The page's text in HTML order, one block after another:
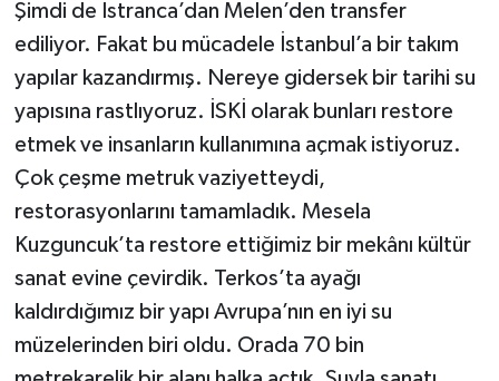
Şimdi de Istranca’dan Melen’den transfer
ediliyor. Fakat bu mücadele İstanbul’a bir takım
yapılar kazandırmış. Nereye gidersek bir tarihi su
yapısına rastlıyoruz. İSKİ olarak bunları restore
etmek ve insanların kullanımına açmak istiyoruz.
Çok çeşme metruk vaziyetteydi,
restorasyonlarını tamamladık. Mesela
Kuzguncuk’ta restore ettiğimiz bir mekânı kültür
sanat evine çevirdik. Terkos’ta ayağı
kaldırdığımız bir yapı Avrupa’nın en iyi su
müzelerinden biri oldu. Orada 70 bin